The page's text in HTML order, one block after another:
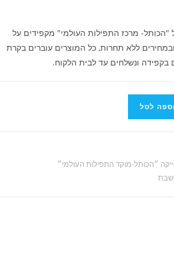
מרכז התפילות העולמי" מקפידים על
ללא תחרות, כל המוצרים עוברים בקרת
בקפידה ונשלחים עד לבית הלקוח.
לסל
״הכותל-מוקד התפילות העולמי״